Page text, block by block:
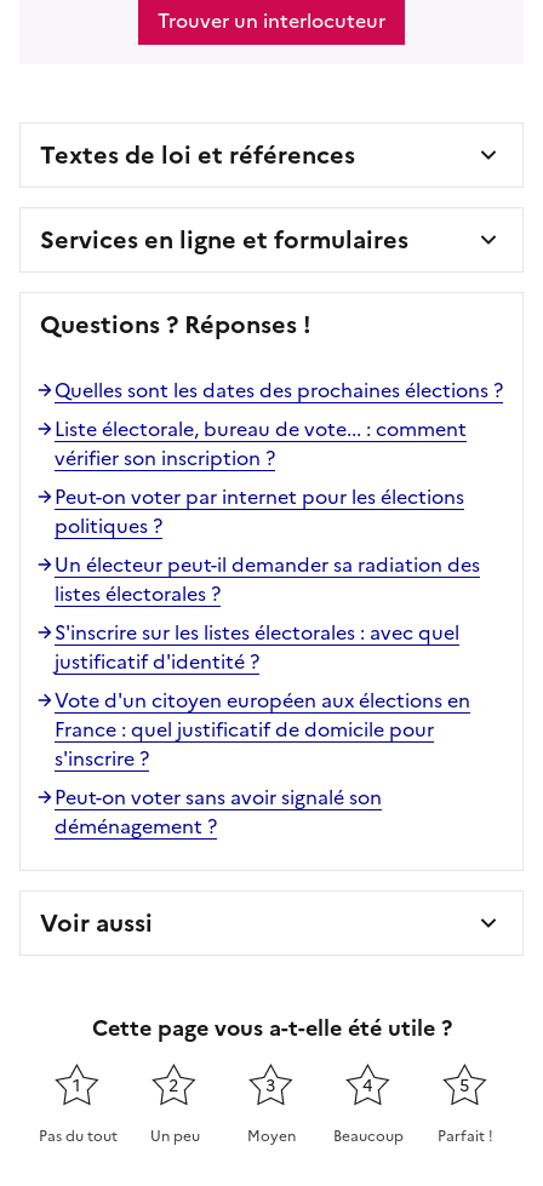
Trouver un interlocuteur
Textes de loi et références
Services en ligne et formulaires
Questions ? Réponses !
Quelles sont les dates des prochaines élections ?
Liste électorale, bureau de vote... : comment
vérifier son inscription ?
Peut-on voter par internet pour les élections
politiques ?
Un électeur peut-il demander sa radiation des
listes électorales ?
S'inscrire sur les listes électorales : avec quel
justificatif d'identité ?
Vote d'un citoyen européen aux élections en
France : quel justificatif de domicile pour
s'inscrire ?
Peut-on voter sans avoir signalé son
déménagement ?
Voir aussi
Cette page vous a-t-elle été utile ?
1
Pas du tout
2
Un peu
3
Moyen
4
Beaucoup
5
Parfait !